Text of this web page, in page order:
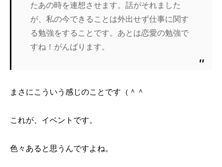
たあの時を連想させます。話がそれました
が、私の今できることは外出せず仕事に関す
る勉強をすることです。あとは恋愛の勉強で
すね！がんばります。
まさにこういう感じのことです（＾＾
これが、イベントです。
色々あると思うんですよね。